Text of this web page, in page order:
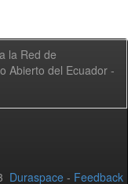
la Red de
Abierto del Ecuador -
Duraspace - Feedback